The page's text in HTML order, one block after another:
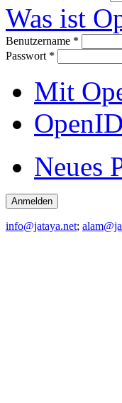
Was ist
Benutzername *
Passwort *
Mit
Neues
info@jataya.net;